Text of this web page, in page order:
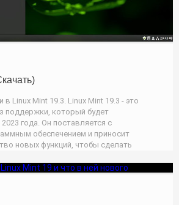
Linux Mint 19.3. Linux Mint 19.3 - это
поддержки, который будет
года. Он поставляется с
обеспечением и приносит
новых функций, чтобы сделать